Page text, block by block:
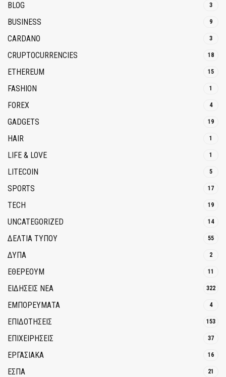
BLOG 3
BUSINESS 9
CARDANO 3
CRUPTOCURRENCIES 18
ETHEREUM 15
FASHION 1
FOREX 4
GADGETS 19
HAIR 1
LIFE & LOVE 1
LITECOIN 5
SPORTS 17
TECH 19
UNCATEGORIZED 14
ΔΕΛΤΙΑ ΤΥΠΟΥ 55
ΔΥΠΑ 2
ΕΘΈΡΕΟΥΜ 11
ΕΙΔΗΣΕΙΣ ΝΕΑ 322
ΕΜΠΟΡΕΥΜΑΤΑ 4
ΕΠΙΔΟΤΗΣΕΙΣ 153
ΕΠΙΧΕΙΡΗΣΕΙΣ 37
ΕΡΓΑΣΙΑΚΑ 16
ΕΣΠΑ 21